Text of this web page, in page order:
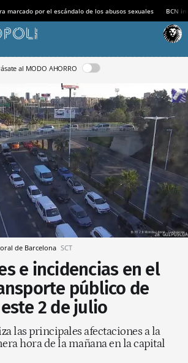
marcado por el escándalo de los abusos sexuales BCN
al MODO AHORRO
de Barcelona SCT
e incidencias en el
público de
2 de julio
las principales afectaciones a la
hora de la mañana en la capital